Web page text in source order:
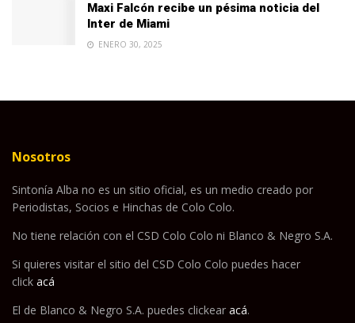
Maxi Falcón recibe un pésima noticia del
Inter de Miami
ENERO 30, 2025
Nosotros
Sintonía Alba no es un sitio oficial, es un medio creado por
Periodistas, Socios e Hinchas de Colo Colo.
No tiene relación con el CSD Colo Colo ni Blanco & Negro S.A.
Si quieres visitar el sitio del CSD Colo Colo puedes hacer
click acá
El de Blanco & Negro S.A. puedes clickear acá.